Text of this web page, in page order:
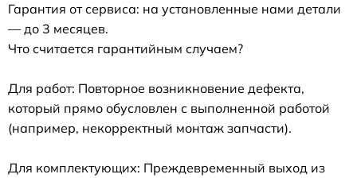
Гарантия от сервиса: на установленные нами детали
— до 3 месяцев.
Что считается гарантийным случаем?
Для работ: Повторное возникновение дефекта,
который прямо обусловлен с выполненной работой
(например, некорректный монтаж запчасти).
Для комплектующих: Преждевременный выход из